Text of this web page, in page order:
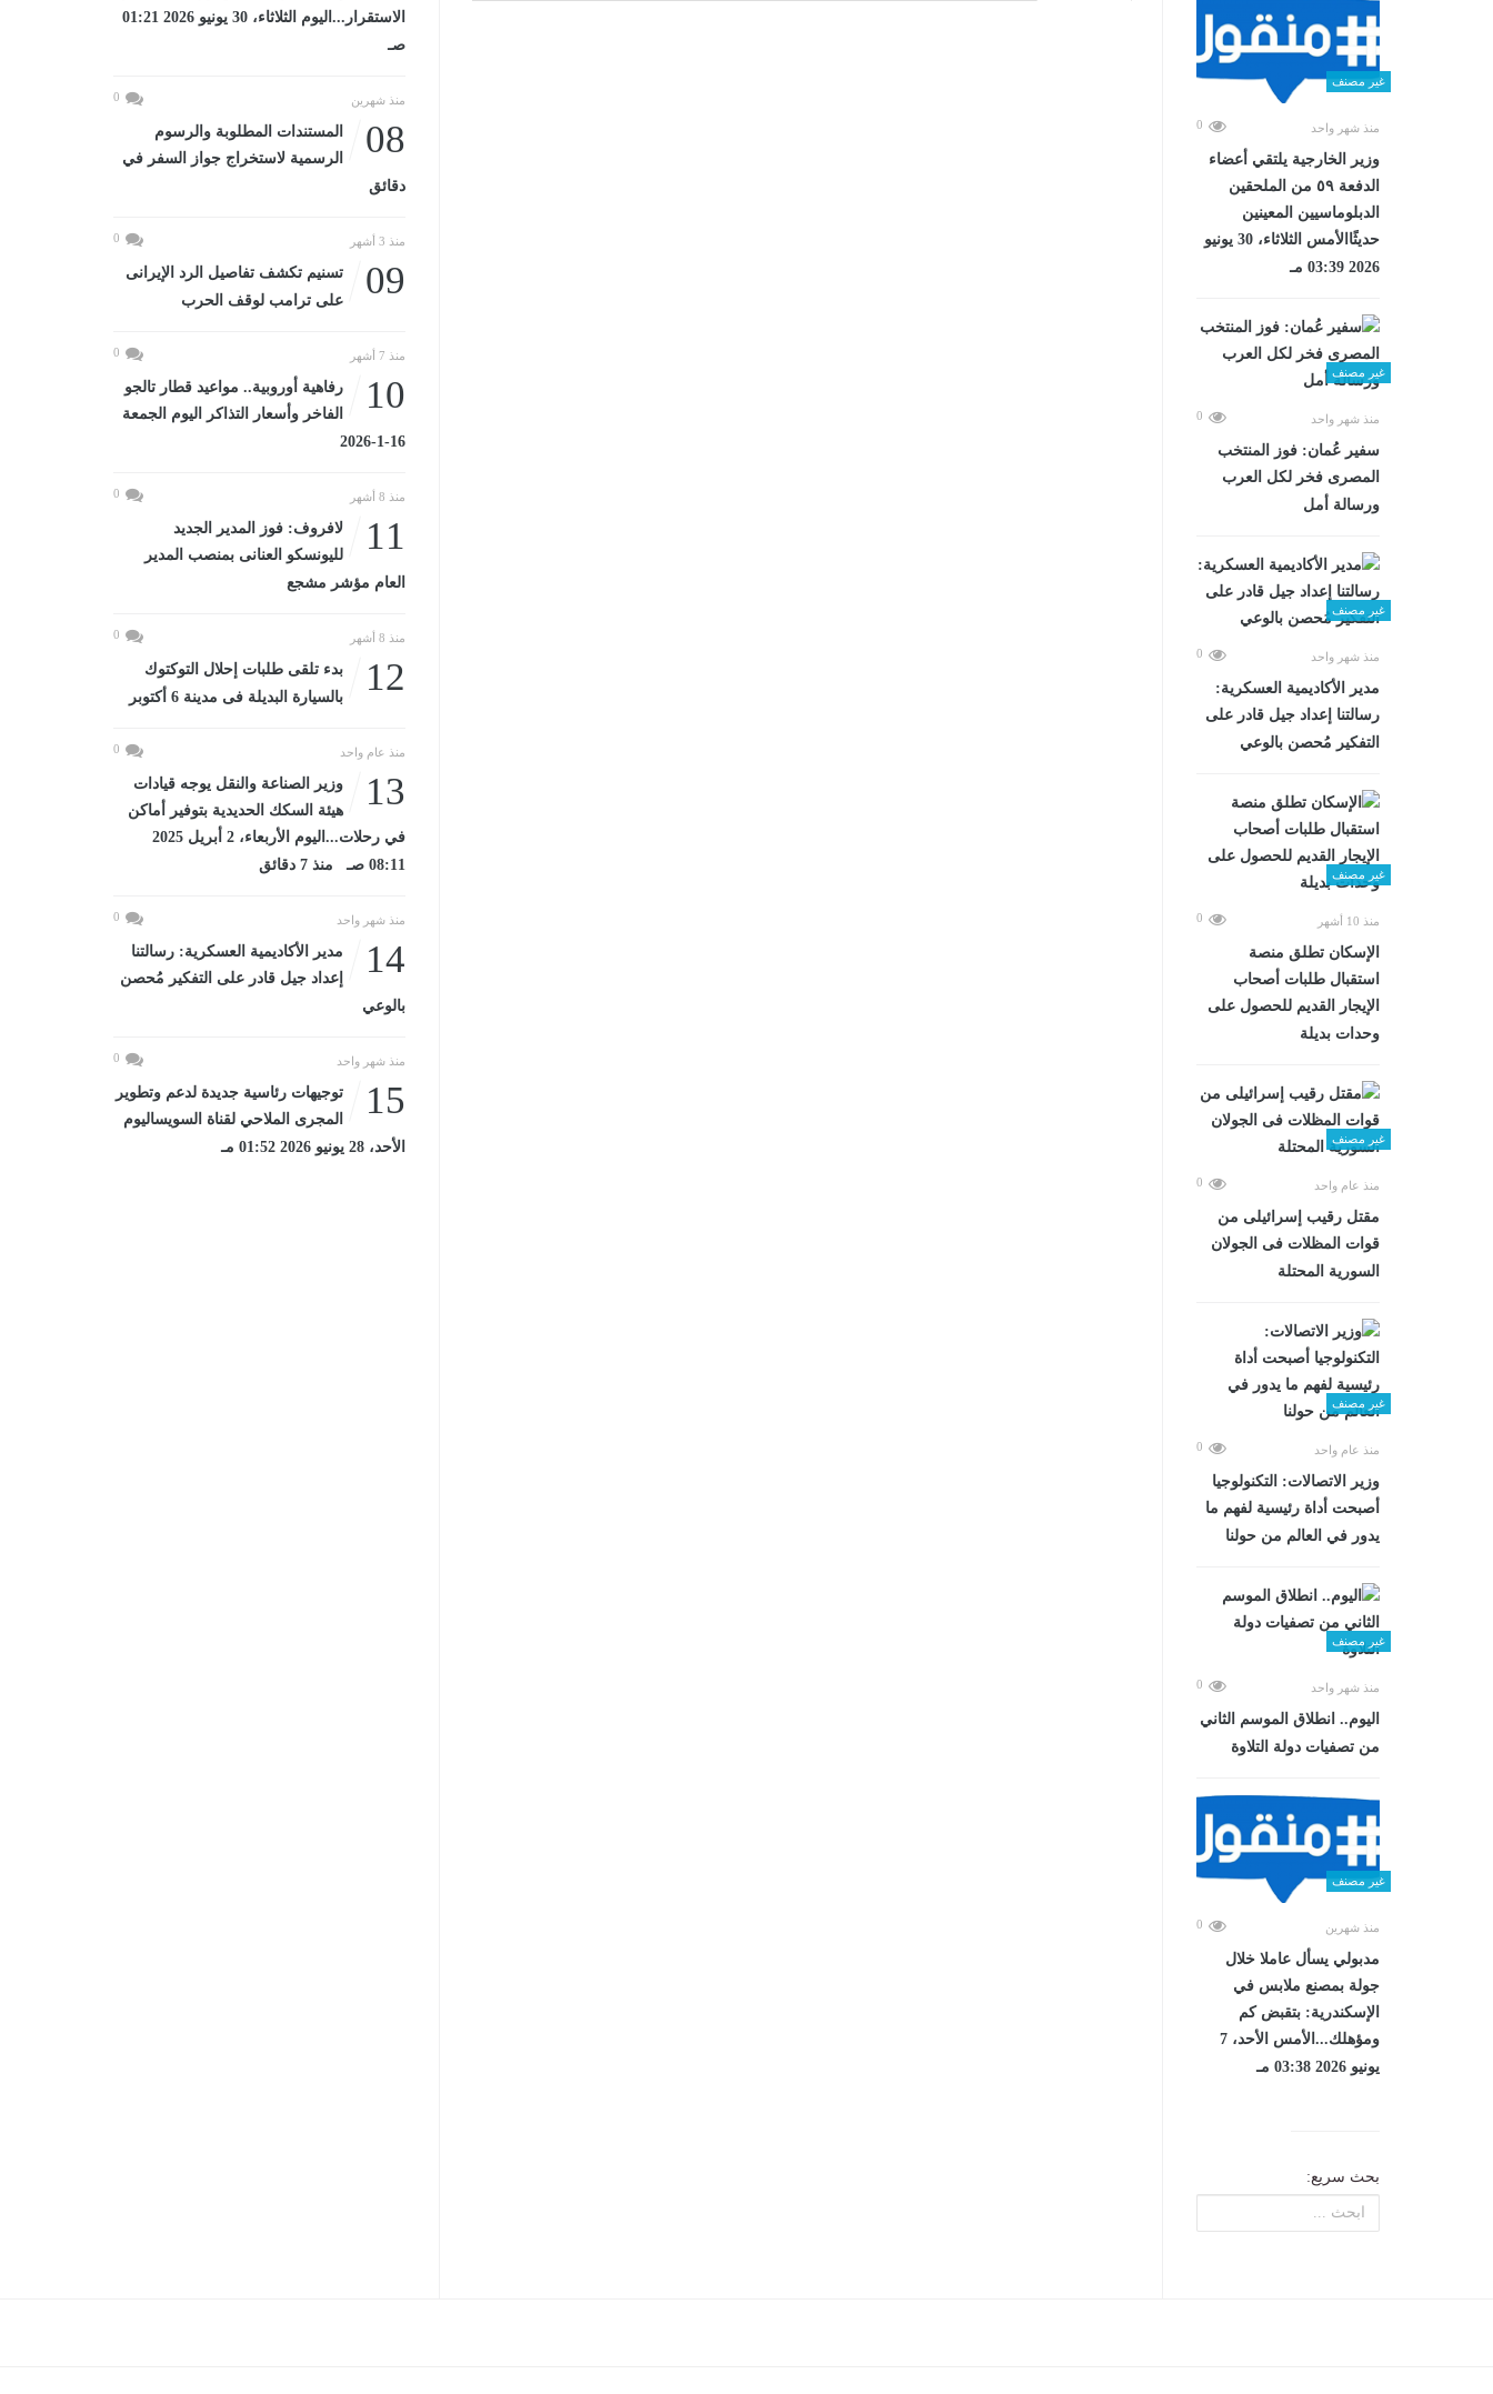
غير مصنف
منذ شهر واحد 0
وزير الخارجية يلتقي أعضاء
الدفعة ٥٩ من الملحقين
الدبلوماسيين المعينين
حديثًاالأمس الثلاثاء، 30 يونيو
2026 03:39 مـ
غير مصنف
منذ شهر واحد 0
سفير عُمان: فوز المنتخب
المصرى فخر لكل العرب
ورسالة أمل
غير مصنف
منذ شهر واحد 0
مدير الأكاديمية العسكرية:
رسالتنا إعداد جيل قادر على
التفكير مُحصن بالوعي
غير مصنف
منذ 10 أشهر 0
الإسكان تطلق منصة
استقبال طلبات أصحاب
الإيجار القديم للحصول على
وحدات بديلة
غير مصنف
منذ عام واحد 0
مقتل رقيب إسرائيلى من
قوات المظلات فى الجولان
السورية المحتلة
غير مصنف
منذ عام واحد 0
وزير الاتصالات: التكنولوجيا
أصبحت أداة رئيسية لفهم ما
يدور في العالم من حولنا
غير مصنف
منذ شهر واحد 0
اليوم.. انطلاق الموسم الثاني
من تصفيات دولة التلاوة
غير مصنف
منذ شهرين 0
مدبولي يسأل عاملا خلال
جولة بمصنع ملابس في
الإسكندرية: بتقبض كم
ومؤهلك...الأمس الأحد، 7
يونيو 2026 03:38 مـ
بحث سريع:
الاستقرار...اليوم الثلاثاء، 30 يونيو 2026 01:21
صـ
منذ شهرين 0
08
المستندات المطلوبة والرسوم
الرسمية لاستخراج جواز السفر في
دقائق
منذ 3 أشهر 0
09
تسنيم تكشف تفاصيل الرد الإيرانى
على ترامب لوقف الحرب
منذ 7 أشهر 0
10
رفاهية أوروبية.. مواعيد قطار تالجو
الفاخر وأسعار التذاكر اليوم الجمعة
16-1-2026
منذ 8 أشهر 0
11
لافروف: فوز المدير الجديد
لليونسكو العنانى بمنصب المدير
العام مؤشر مشجع
منذ 8 أشهر 0
12
بدء تلقى طلبات إحلال التوكتوك
بالسيارة البديلة فى مدينة 6 أكتوبر
منذ عام واحد 0
13
وزير الصناعة والنقل يوجه قيادات
هيئة السكك الحديدية بتوفير أماكن
في رحلات...اليوم الأربعاء، 2 أبريل 2025
08:11 صـ منذ 7 دقائق
منذ شهر واحد 0
14
مدير الأكاديمية العسكرية: رسالتنا
إعداد جيل قادر على التفكير مُحصن
بالوعي
منذ شهر واحد 0
15
توجيهات رئاسية جديدة لدعم وتطوير
المجرى الملاحي لقناة السويساليوم
الأحد، 28 يونيو 2026 01:52 مـ